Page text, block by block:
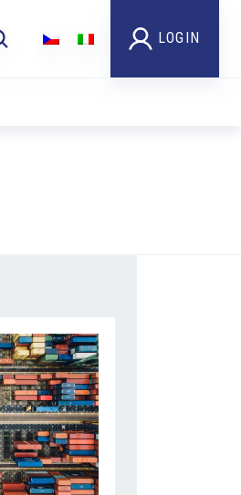
LOGIN